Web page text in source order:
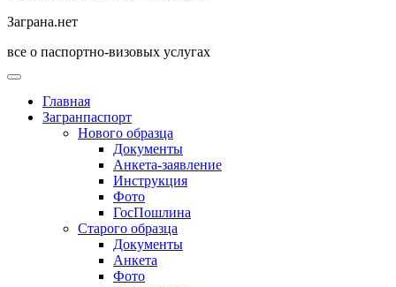
Заграна.нет
все о паспортно-визовых услугах
Главная
Загранпаспорт
Нового образца
Документы
Анкета-заявление
Инструкция
Фото
ГосПошлина
Старого образца
Документы
Анкета
Фото